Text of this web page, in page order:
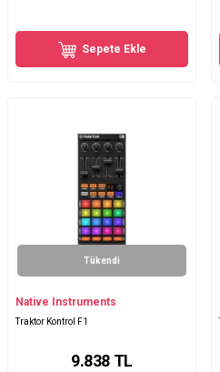
Sepete Ekle
Tükendi
Native Instruments
Traktor Kontrol F1
9.838 TL